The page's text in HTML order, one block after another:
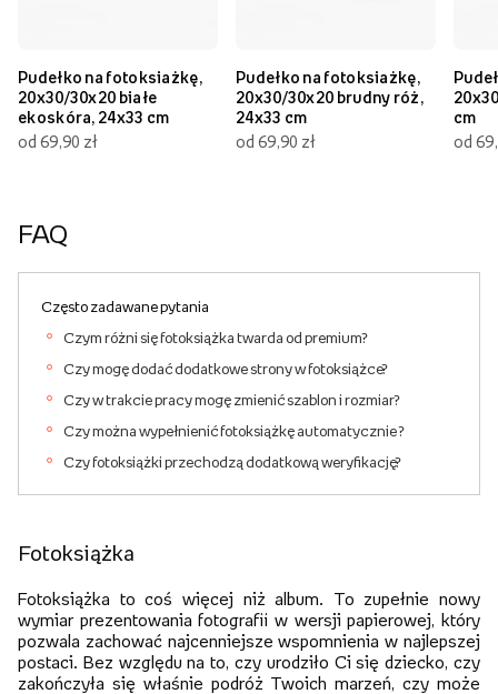
Pudełko na fotoksiażkę,
20x30/30x20 białe
ekoskóra, 24x33 cm
od 69,90 zł
Pudełko na fotoksiażkę,
20x30/30x20 brudny róż,
24x33 cm
od 69,90 zł
cm
od
FAQ
Często zadawane pytania
Czym różni się fotoksiążka twarda od premium?
Czy mogę dodać dodatkowe strony w fotoksiążce?
Czy w trakcie pracy mogę zmienić szablon i rozmiar?
Czy można wypełnienić fotoksiążkę automatycznie ?
Czy fotoksiążki przechodzą dodatkową weryfikację?
Fotoksiążka
Fotoksiążka to coś więcej niż album. To zupełnie nowy
wymiar prezentowania fotografii w wersji papierowej, który
pozwala zachować najcenniejsze wspomnienia w najlepszej
postaci. Bez względu na to, czy urodziło Ci się dziecko, czy
zakończyła się właśnie podróż Twoich marzeń, czy może